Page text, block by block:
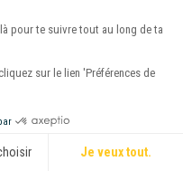
Cap d'être encore plus MOI !
pour te suivre tout au long de ta
sur le lien 'Préférences de
Je veux tout.